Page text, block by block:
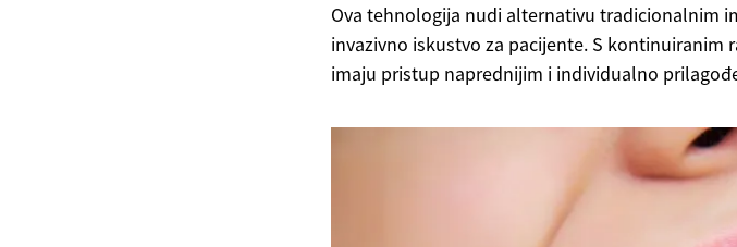
Ova tehnologija nudi alternativu tradicionalnim
invazivno iskustvo za pacijente. S
imaju pristup naprednijim i individualno